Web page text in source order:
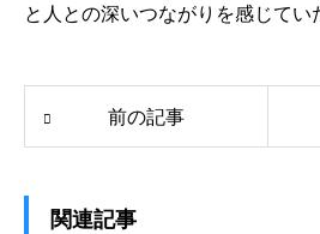
と人との深いつながりを感じてい
前の記事
関連記事